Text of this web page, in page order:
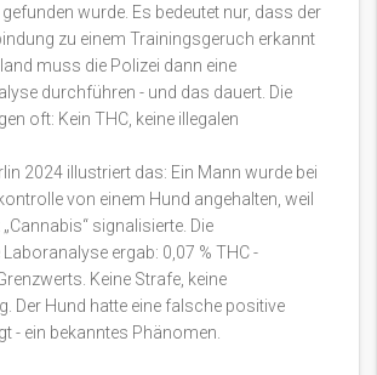
wurde. Es bedeutet nur, dass der
zu einem Trainingsgeruch erkannt
muss die Polizei dann eine
durchführen - und das dauert. Die
oft: Kein THC, keine illegalen
2024 illustriert das: Ein Mann wurde bei
von einem Hund angehalten, weil
signalisierte. Die
ergab: 0,07 % THC -
Keine Strafe, keine
Der Hund hatte eine falsche positive
- ein bekanntes Phänomen.